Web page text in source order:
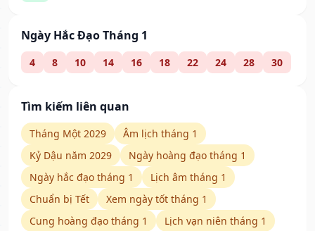
Ngày Hắc Đạo Tháng 1
4 8 10 14 16 18 22 24 28 30
Tìm kiếm liên quan
Tháng Một 2029
Âm lịch tháng 1
Kỷ Dậu năm 2029
Ngày hoàng đạo tháng 1
Ngày hắc đạo tháng 1
Lịch âm tháng 1
Chuẩn bị Tết
Xem ngày tốt tháng 1
Cung hoàng đạo tháng 1
Lịch vạn niên tháng 1